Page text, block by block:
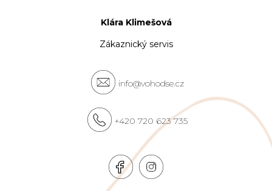
Klára Klimešová
Zákaznický servis
info@vohodse.cz
+420 720 623 735